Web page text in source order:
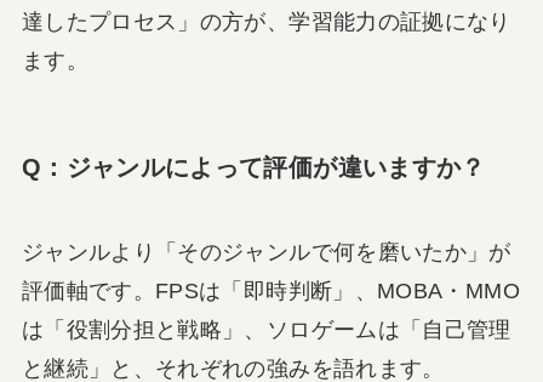
達したプロセス」の方が、学習能力の証拠になり
ます。
Q：ジャンルによって評価が違いますか？
ジャンルより「そのジャンルで何を磨いたか」が
評価軸です。FPSは「即時判断」、MOBA・MMO
は「役割分担と戦略」、ソロゲームは「自己管理
と継続」と、それぞれの強みを語れます。